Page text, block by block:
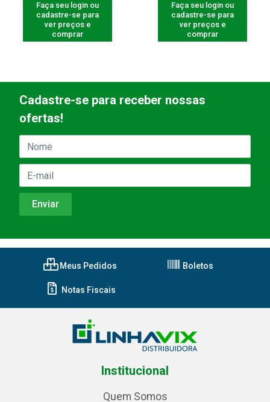
Faça seu login ou
cadastre-se para
ver preços e
comprar
Faça seu login ou
cadastre-se para
ver preços e
comprar
Cadastre-se para receber nossas
ofertas!
Meus Pedidos Boletos
Notas Fiscais
Institucional
Quem Somos